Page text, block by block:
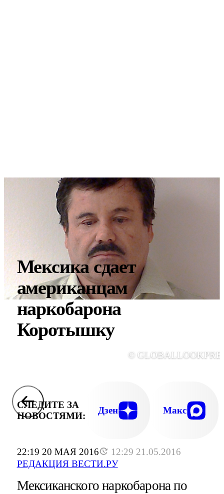
22:19 20 МАЯ 2016
12:29 21.05.2016
РЕДАКЦИЯ ВЕСТИ.РУ
Мексика сдает
американцам
наркобарона
Коротышку
©
СЛЕДИТЕ ЗА
НОВОСТЯМИ:
Дзен Макс
Мексиканского наркобарона по